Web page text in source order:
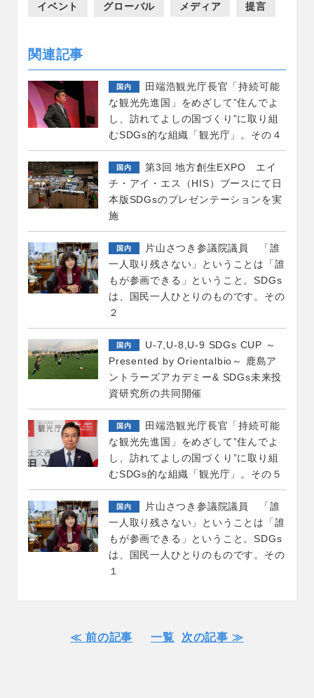
イベント グローバル メディア 提言
関連記事
国内
田端浩観光庁長官「持続可能
な観光先進国」をめざして”住んでよ
し、訪れてよしの国づくり”に取り組
むSDGs的な組織「観光庁」。その４
国内
第3回 地方創生EXPO エイ
チ・アイ・エス（HIS）ブースにて日
本版SDGsのプレゼンテーションを実
施
国内
片山さつき参議院議員 「誰
一人取り残さない」ということは「誰
もが参画できる」ということ。SDGs
は、国民一人ひとりのものです。その
２
国内
U-7,U-8,U-9 SDGs CUP ～
Presented by Orientalbio～ 鹿島ア
ントラーズアカデミー& SDGs未来投
資研究所の共同開催
国内
田端浩観光庁長官「持続可能
な観光先進国」をめざして”住んでよ
し、訪れてよしの国づくり”に取り組
むSDGs的な組織「観光庁」。その５
国内
片山さつき参議院議員 「誰
一人取り残さない」ということは「誰
もが参画できる」ということ。SDGs
は、国民一人ひとりのものです。その
１
≪ 前の記事 一覧 次の記事 ≫